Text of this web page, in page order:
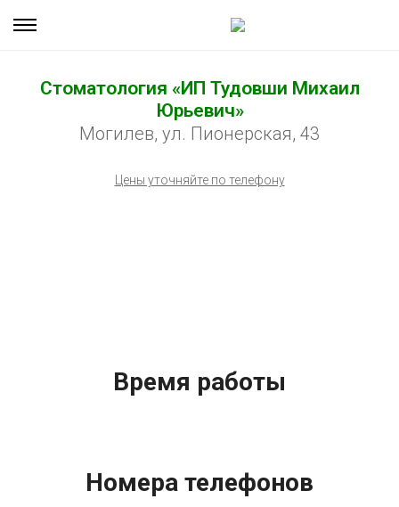
Стоматология «ИП Тудовши Михаил
Юрьевич»
Могилев, ул. Пионерская, 43
Цены уточняйте по телефону
Время работы
Номера телефонов